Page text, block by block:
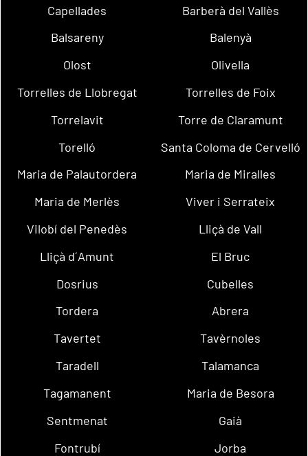
Capellades
Barberà del Vallès
Balsareny
Balenyà
Olost
Olivella
Torrelles de Llobregat
Torrelles de Foix
Torrelavit
Torre de Claramunt
Torelló
Santa Coloma de Cervelló
Maria de Palautordera
Maria de Miralles
Maria de Merlès
Viver i Serrateix
Vilobí del Penedès
Lliçà de Vall
Lliçà d´Amunt
El Bruc
Dosrius
Cubelles
Tordera
Abrera
Tavertet
Tavèrnoles
Taradell
Talamanca
Tagamanent
Maria de Besora
Sentmenat
Gaià
Fontrubí
Jorba